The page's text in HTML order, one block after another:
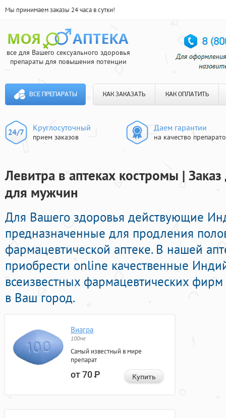
Мы принимаем заказы 24 часа в сутки!
все для Вашего сексуального здоровья
препараты для повышения потенции
ВСЕ ПРЕПАРАТЫ КАК ЗАКАЗАТЬ КАК ОПЛАТИТЬ
Круглосуточный
прием заказов
Даем гарантии
на качество
Левитра в аптеках костромы |
для мужчин
Для Вашего здоровья действующие
предназначенные для продления
фармацевтической аптеке. В нашей
приобрести online качественные
всеизвестных фармацевтических
в Ваш город.
Виагра
100мг
Самый известный в мире
препарат
от 70Р Купить